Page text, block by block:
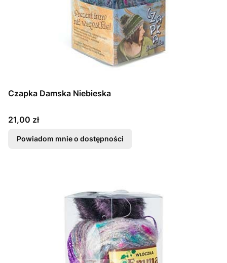
Czapka Damska Niebieska
Cena
21,00 zł
Powiadom mnie o dostępności